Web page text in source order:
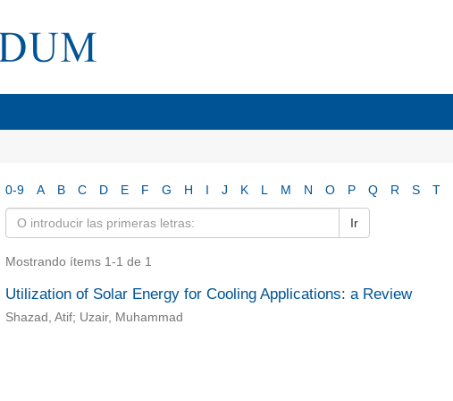
0-9 A B C D E F G H I J K L M N O P Q R S T
Ir
Mostrando ítems 1-1 de 1
Utilization of Solar Energy for Cooling Applications: a Review
Shazad, Atif; Uzair, Muhammad